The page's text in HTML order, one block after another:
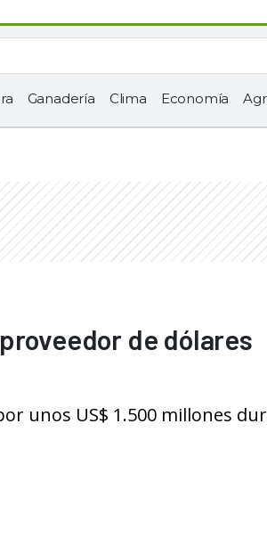
Ganadería Clima Economía
de dólares
unos US$ 1.500 millones